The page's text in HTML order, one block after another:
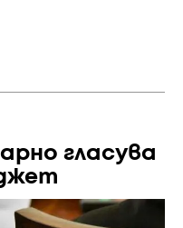
гласува